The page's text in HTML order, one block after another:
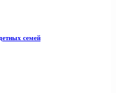
семей